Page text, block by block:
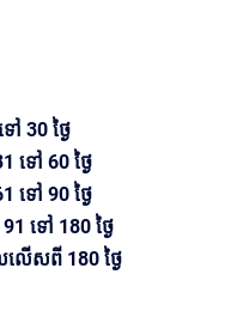
30 ថ្ងៃ
ៅ 60 ថ្ងៃ
ៅ 90 ថ្ងៃ
ទៅ 180 ថ្ងៃ
សពី 180 ថ្ងៃ